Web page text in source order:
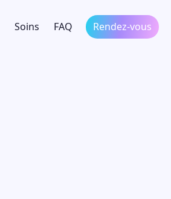
Soins FAQ Rendez-vous